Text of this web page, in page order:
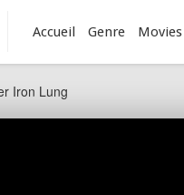
Accueil Genre Movies
Iron Lung